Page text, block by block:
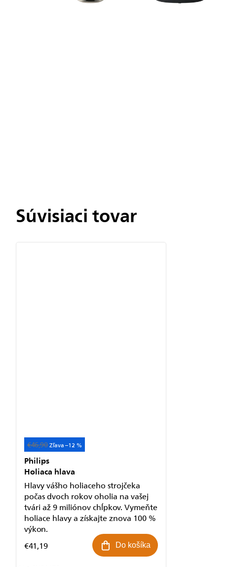
Súvisiaci tovar
Akcia
€46,90 –12 %
Philips
Holiaca hlava
€41,19 Do košíka
Hlavy vášho holiaceho strojčeka
počas dvoch rokov oholia na vašej
tvári až 9 miliónov chĺpkov. Vymeňte
holiace hlavy a získajte znova 100 %
výkon.